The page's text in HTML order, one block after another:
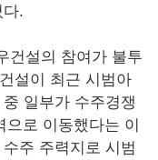
.
건설의 참여가 불투
설이 최근 시범아
일부가 수주경쟁
으로 이동했다는 이
주 주력지로 시범